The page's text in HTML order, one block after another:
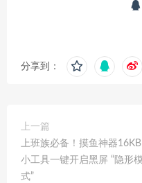
分享到：
上一篇
上班族必备！摸鱼神器16KB
小工具一键开启黑屏 “隐形模
式”